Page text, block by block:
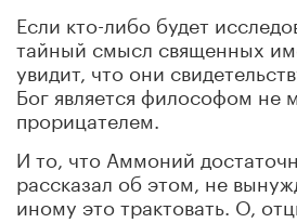
Если кто-либо будет
тайный смысл священных
увидит, что они
Бог является философом не
прорицателем.
И то, что Аммоний
рассказал об этом, не
иному это трактовать. О,